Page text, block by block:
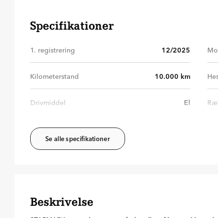
Specifikationer
1. registrering 12/2025
Kilometerstand 10.000 km
Drivmiddel El
Se alle specifikationer
Beskrivelse